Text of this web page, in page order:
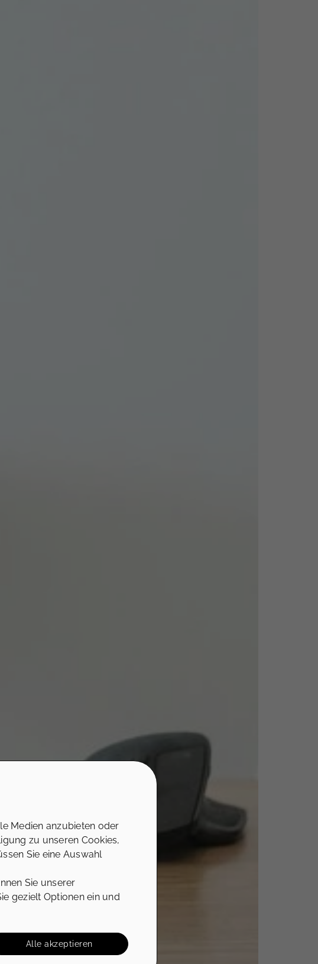
Medien anzubieten oder
zu unseren Cookies,
Sie eine Auswahl
Sie unserer
gezielt Optionen ein und
Alle akzeptieren